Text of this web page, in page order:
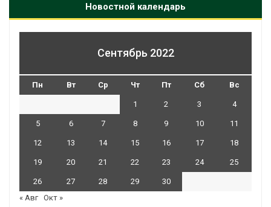
Новостной календарь
Сентябрь 2022
Пн Вт Ср Чт Пт Сб Вс
1 2 3 4
5 6 7 8 9 10 11
12 13 14 15 16 17 18
19 20 21 22 23 24 25
26 27 28 29
30
« Авг Окт »